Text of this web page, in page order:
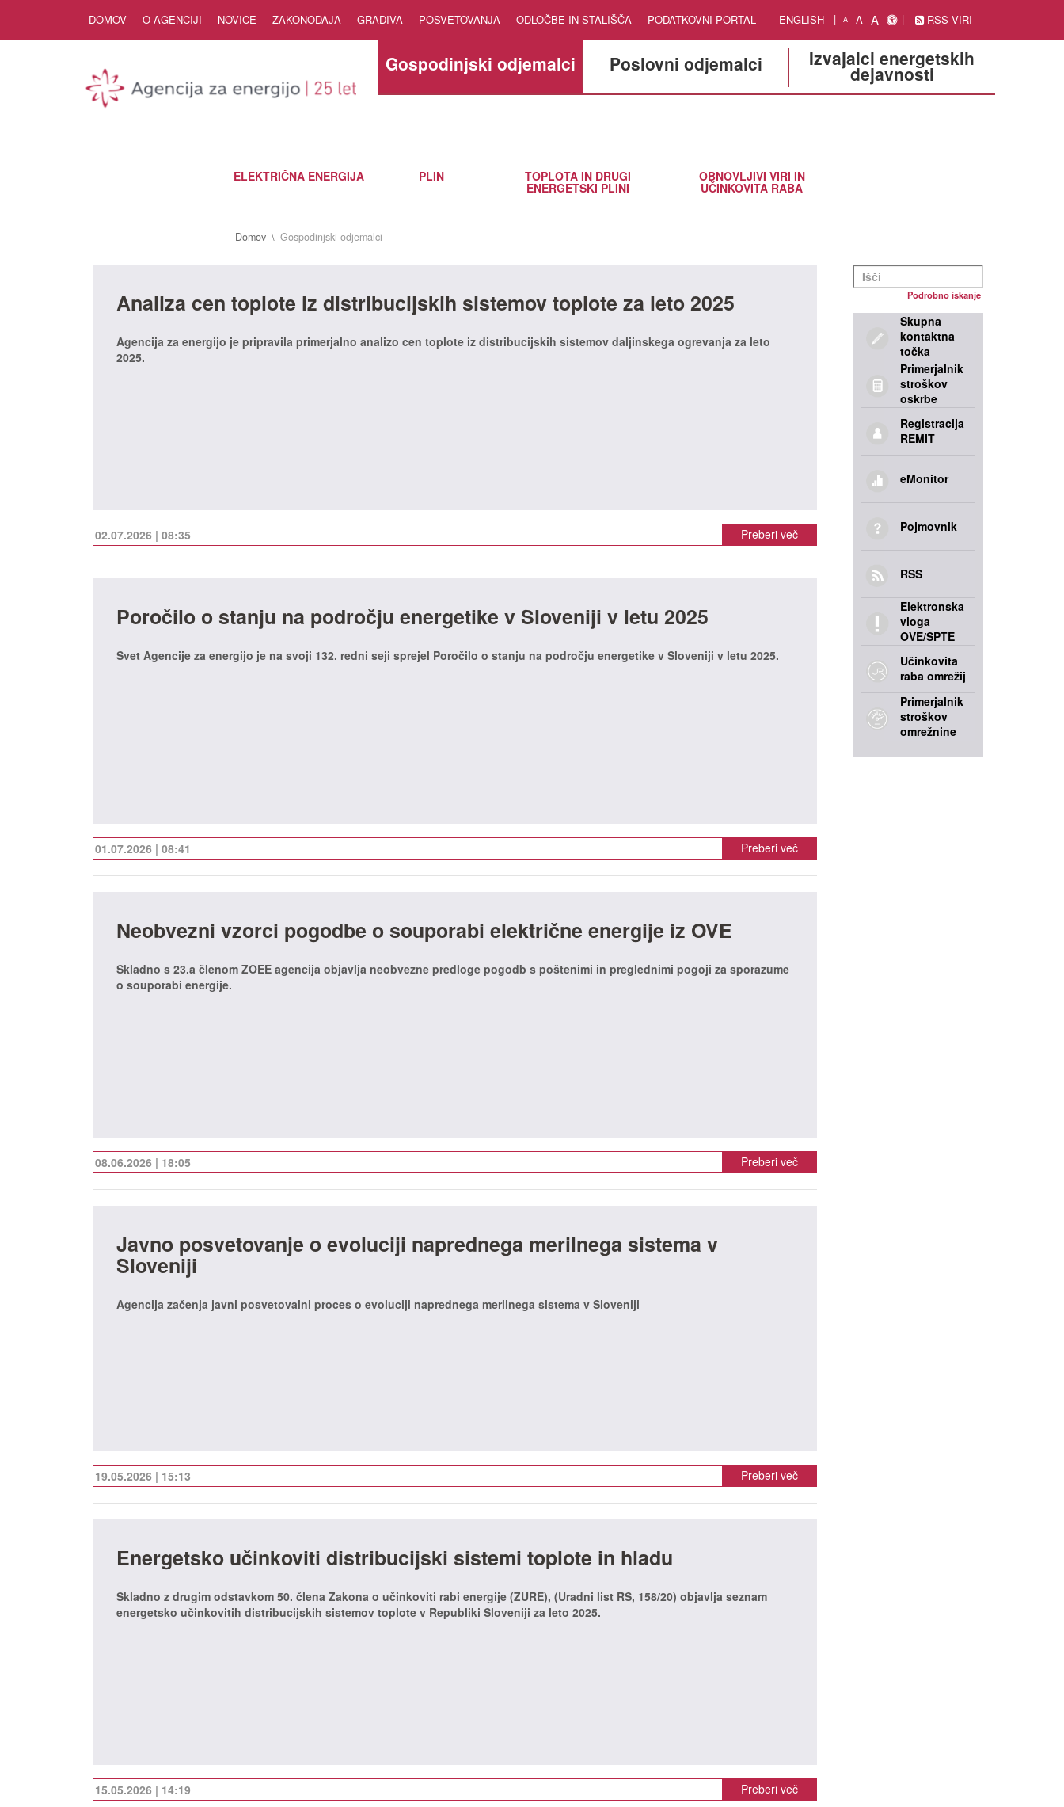
DOMOV O AGENCIJI NOVICE ZAKONODAJA GRADIVA POSVETOVANJA ODLOČBE IN STALIŠČA PODATKOVNI PORTAL ENGLISH A A A RSS VIRI
Gospodinjski odjemalci Poslovni odjemalci Izvajalci energetskih
dejavnosti
ELEKTRIČNA ENERGIJA PLIN TOPLOTA IN DRUGI
ENERGETSKI PLINI
OBNOVLJIVI VIRI IN
UČINKOVITA RABA
Domov Gospodinjski odjemalci
Analiza cen toplote iz distribucijskih sistemov toplote za leto 2025
Agencija za energijo je pripravila primerjalno analizo cen toplote iz distribucijskih sistemov daljinskega ogrevanja za leto
2025.
02.07.2026 | 08:35 Preberi več
Poročilo o stanju na področju energetike v Sloveniji v letu 2025
Svet Agencije za energijo je na svoji 132. redni seji sprejel Poročilo o stanju na področju energetike v Sloveniji v letu 2025.
01.07.2026 | 08:41 Preberi več
Neobvezni vzorci pogodbe o souporabi električne energije iz OVE
Skladno s 23.a členom ZOEE agencija objavlja neobvezne predloge pogodb s poštenimi in preglednimi pogoji za sporazume
o souporabi energije.
08.06.2026 | 18:05 Preberi več
Javno posvetovanje o evoluciji naprednega merilnega sistema v
Sloveniji
Agencija začenja javni posvetovalni proces o evoluciji naprednega merilnega sistema v Sloveniji
19.05.2026 | 15:13 Preberi več
Energetsko učinkoviti distribucijski sistemi toplote in hladu
Skladno z drugim odstavkom 50. člena Zakona o učinkoviti rabi energije (ZURE), (Uradni list RS, 158/20) objavlja seznam
energetsko učinkovitih distribucijskih sistemov toplote v Republiki Sloveniji za leto 2025.
15.05.2026 | 14:19 Preberi več
Podrobno iskanje
Skupna
kontaktna
točka
Primerjalnik
stroškov
oskrbe
Registracija
REMIT
eMonitor
Pojmovnik
RSS
Elektronska
vloga
OVE/SPTE
Učinkovita
raba omrežij
Primerjalnik
stroškov
omrežnine